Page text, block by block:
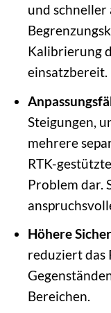
und
Kalibrierung
einsatzbereit.
Steigungen,
mehrere
RTK-
Problem dar.
Höhere
reduziert das
Bereichen.